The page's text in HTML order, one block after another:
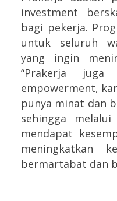
investment
bagi pekerja.
untuk seluruh
yang ingin
“Prakerja juga
empowerment,
punya minat dan
sehingga
mendapat
meningkatkan
bermartabat dan